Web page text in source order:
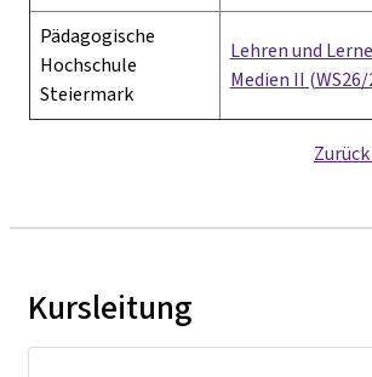
Pädagogische
Hochschule
Steiermark
Lehren und
Medien II (WS26/
Kursleitung